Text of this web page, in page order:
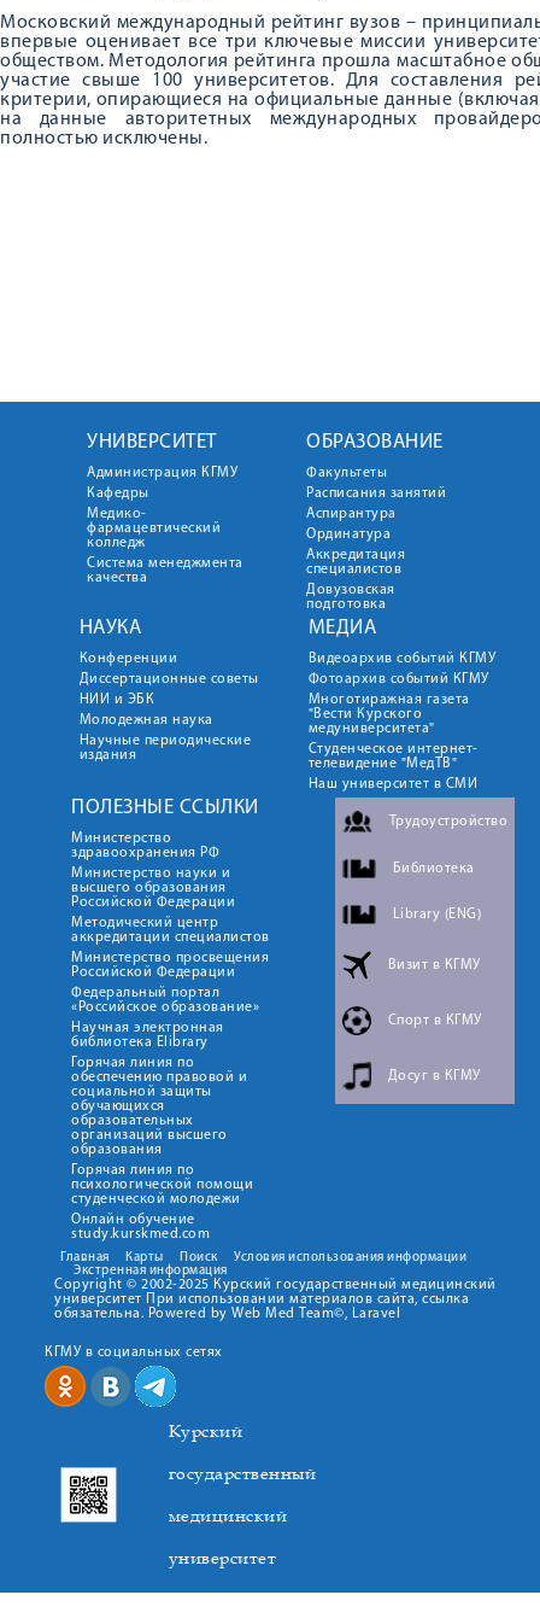
Московский международный рейтинг вузов –
впервые оценивает все три ключевые миссии
обществом. Методология рейтинга прошла масштабное
участие свыше 100 университетов. Для составления
критерии, опирающиеся на официальные данные
на данные авторитетных международных
полностью исключены.
УНИВЕРСИТЕТ
Администрация КГМУ
Кафедры
Медико-
фармацевтический
колледж
Система менеджмента
качества
ОБРАЗОВАНИЕ
Факультеты
Расписания занятий
Аспирантура
Ординатура
Аккредитация
специалистов
Довузовская
подготовка
НАУКА
Конференции
Диссертационные советы
НИИ и ЭБК
Молодежная наука
Научные периодические
издания
МЕДИА
Видеоархив событий КГМУ
Фотоархив событий КГМУ
Многотиражная газета
"Вести Курского
медуниверситета"
Студенческое интернет-
телевидение "МедТВ"
Наш университет в СМИ
ПОЛЕЗНЫЕ ССЫЛКИ
Министерство
здравоохранения РФ
Министерство науки и
высшего образования
Российской Федерации
Методический центр
аккредитации специалистов
Министерство просвещения
Российской Федерации
Федеральный портал
«Российское образование»
Научная электронная
библиотека Elibrary
Горячая линия по
обеспечению правовой и
социальной защиты
обучающихся
образовательных
организаций высшего
образования
Горячая линия по
психологической помощи
студенческой молодежи
Онлайн обучение
study.kurskmed.com
Трудоустройство
Библиотека
Library (ENG)
Визит в КГМУ
Спорт в КГМУ
Досуг в КГМУ
Главная Карты Поиск
Условия использования информации
Экстренная информация
Copyright © 2002-2025 Курский государственный медицинский
университет При использовании материалов сайта, ссылка
обязательна. Powered by Web Med Team©, Laravel
КГМУ в социальных сетях
Курский
государственный
медицинский
университет